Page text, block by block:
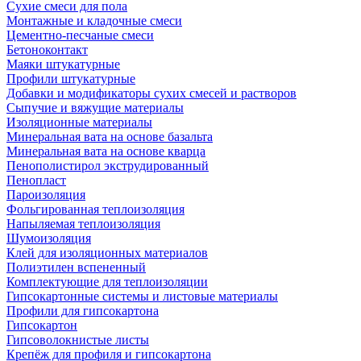
Сухие смеси для пола
Монтажные и кладочные смеси
Цементно-песчаные смеси
Бетоноконтакт
Маяки штукатурные
Профили штукатурные
Добавки и модификаторы сухих смесей и растворов
Сыпучие и вяжущие материалы
Изоляционные материалы
Минеральная вата на основе базальта
Минеральная вата на основе кварца
Пенополистирол экструдированный
Пенопласт
Пароизоляция
Фольгированная теплоизоляция
Напыляемая теплоизоляция
Шумоизоляция
Клей для изоляционных материалов
Полиэтилен вспененный
Комплектующие для теплоизоляции
Гипсокартонные системы и листовые материалы
Профили для гипсокартона
Гипсокартон
Гипсоволокнистые листы
Крепёж для профиля и гипсокартона